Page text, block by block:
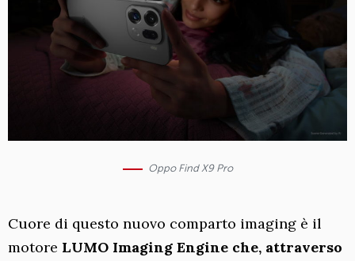
Oppo Find X9 Pro
Cuore di questo nuovo comparto imaging è il
motore LUMO Imaging Engine che, attraverso